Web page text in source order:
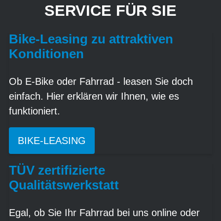
SERVICE FÜR SIE
Bike-Leasing zu attraktiven
Konditionen
Ob E-Bike oder Fahrrad - leasen Sie doch
einfach. Hier erklären wir Ihnen, wie es
funktioniert.
BIKE-LEASING
TÜV zertifizierte
Qualitätswerkstatt
Egal, ob Sie Ihr Fahrrad bei uns online oder